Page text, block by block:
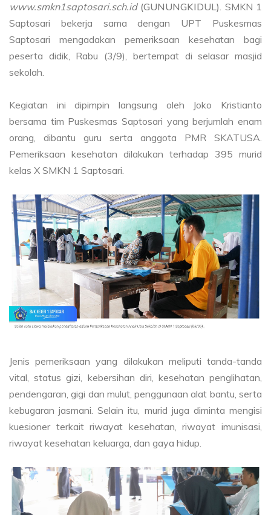
www.smkn1saptosari.sch.id (GUNUNGKIDUL). SMKN 1
Saptosari bekerja sama dengan UPT Puskesmas
Saptosari mengadakan pemeriksaan kesehatan bagi
peserta didik, Rabu (3/9), bertempat di selasar masjid
sekolah.
Kegiatan ini dipimpin langsung oleh Joko Kristianto
bersama tim Puskesmas Saptosari yang berjumlah enam
orang, dibantu guru serta anggota PMR SKATUSA.
Pemeriksaan kesehatan dilakukan terhadap 395 murid
kelas X SMKN 1 Saptosari.
Jenis pemeriksaan yang dilakukan meliputi tanda-tanda
vital, status gizi, kebersihan diri, kesehatan penglihatan,
pendengaran, gigi dan mulut, penggunaan alat bantu, serta
kebugaran jasmani. Selain itu, murid juga diminta mengisi
kuesioner terkait riwayat kesehatan, riwayat imunisasi,
riwayat kesehatan keluarga, dan gaya hidup.